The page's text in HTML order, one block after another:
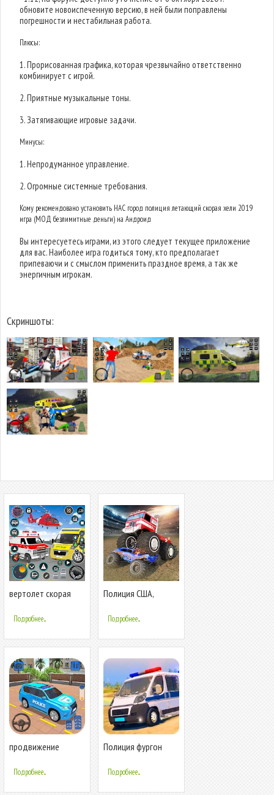
обновите новоиспеченную версию, в ней были поправлены
погрешности и нестабильная работа.
Плюсы:
1. Прорисованная графика, которая чрезвычайно ответственно
комбинирует с игрой.
2. Приятные музыкальные тоны.
3. Затягивающие игровые задачи.
Минусы:
1. Непродуманное управление.
2. Огромные системные требования.
Кому рекомендовано установить НАС город полиция летающий скорая хели 2019
игра (МОД безлимитные деньги) на Андроид
Вы интересуетесь играми, из этого следует текущее приложение
для вас. Наиболее игра годиться тому, кто предполагает
припеваючи и с смыслом применить праздное время, а так же
энергичным игрокам.
Скриншоты:
вертолет скорая
Подробнее...
Полиция США,
Дерби 2019
Подробнее...
продвижение
город стоянка
приключение
Подробнее...
Полиция фургон
автобус Игры 2020
Подробнее...